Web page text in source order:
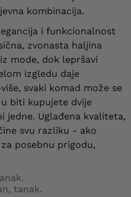
kombinacija.
i funkcionalnost
zvonasta haljina
mode, dok lepršavi
izgledu daje
svaki komad može se
biti kupujete dvije
jedne. Uglađena kvaliteta,
svu razliku - ako
posebnu prigodu,
tanak.